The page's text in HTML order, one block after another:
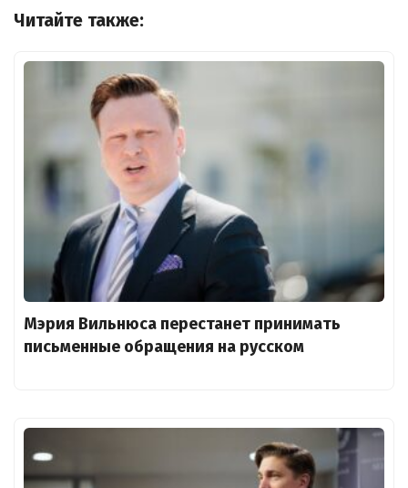
Читайте также:
Мэрия Вильнюса перестанет принимать
письменные обращения на русском